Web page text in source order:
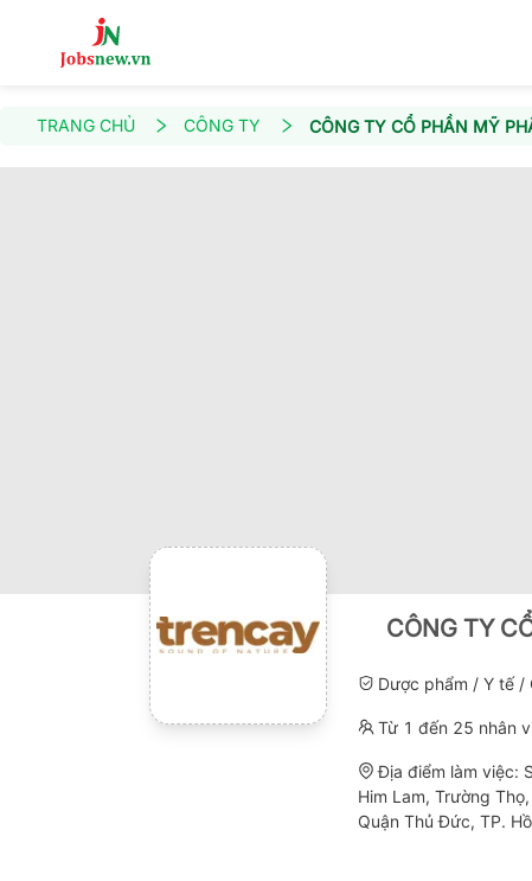
TRANG CHỦ CÔNG TY CÔNG TY CỔ PHẦN MỸ
CÔNG TY
Dược phẩm / Y tế /
Từ 1 đến 25 nhân
Ðịa điểm làm việc:
Him Lam, Trường
Quận Thủ Đức, TP.